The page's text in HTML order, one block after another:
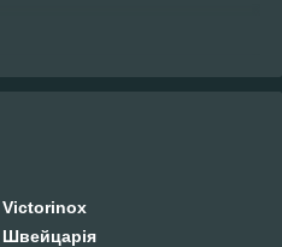
Victorinox
Швейцарія